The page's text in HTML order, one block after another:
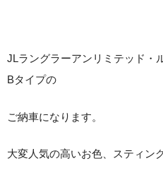
JLラングラーアンリミテッド
Bタイプの
ご納車になります。
大変人気の高いお色、スティン